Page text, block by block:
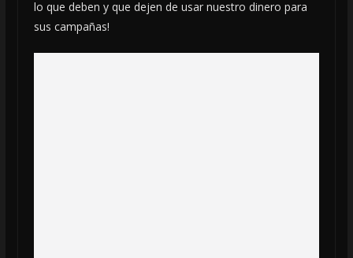
lo que deben y que dejen de usar nuestro dinero para
sus campañas!